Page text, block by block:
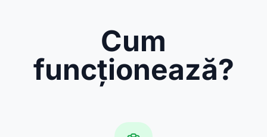
Cum
funcționează?